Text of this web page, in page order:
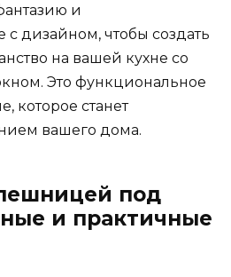
и
дизайном, чтобы создать
на вашей кухне со
Это функциональное
которое станет
вашего дома.
под
и практичные